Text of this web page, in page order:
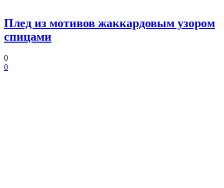
Плед из мотивов жаккардовым узором
спицами
0
0